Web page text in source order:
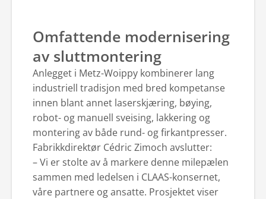
Omfattende modernisering
av sluttmontering
Anlegget i Metz-Woippy kombinerer lang
industriell tradisjon med bred kompetanse
innen blant annet laserskjæring, bøying,
robot- og manuell sveising, lakkering og
montering av både rund- og firkantpresser.
Fabrikkdirektør Cédric Zimoch avslutter:
– Vi er stolte av å markere denne milepælen
sammen med ledelsen i CLAAS-konsernet,
våre partnere og ansatte. Prosjektet viser